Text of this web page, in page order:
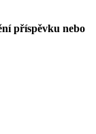
příspěvku nebo